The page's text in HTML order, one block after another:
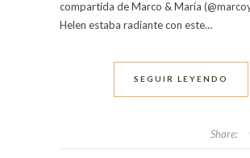
compartida de Marco & María
Helen estaba radiante con este…
SEGUIR LEYENDO
Share: